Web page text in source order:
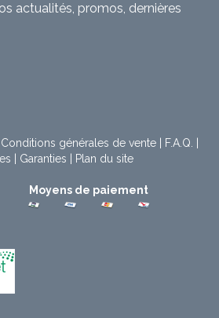
actualités, promos, dernières
Conditions générales de vente| F.A.Q.
Garanties Plan du site
Moyens de paiement